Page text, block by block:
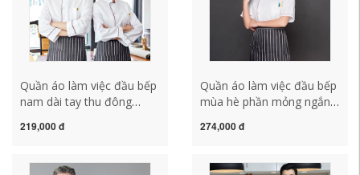
Quần áo làm việc đầu bếp
nam dài tay thu đông
bếp dài tay màu trắng
vụ quần áo làm việc nhà
219,000 đ
Quần áo làm việc đầu bếp
mùa hè phần mỏng ngắn
hàng khách sạn nhà hàng
kích thước quần bếp
274,000 đ